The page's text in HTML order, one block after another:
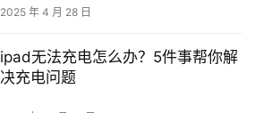
2025 年 4 月 28 日
ipad无法充电怎么办？5件事帮你解
决充电问题